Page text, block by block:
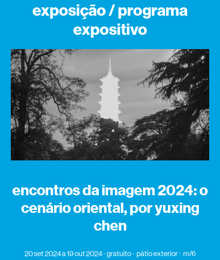
exposição / programa
expositivo
encontros da imagem 2024: o
cenário oriental, por yuxing
chen
20 set 2024a 19 out 2024 gratuito pátio exterior m/6